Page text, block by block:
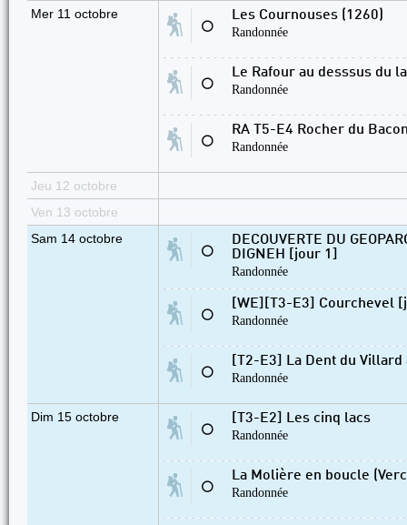
Mer 11 octobre
⚪
Les Cournouses (1260)
Randonnée
⚪
Le Rafour au desssus du
Randonnée
⚪
RA T5-E4 Rocher du
Randonnée
Jeu 12 octobre
Ven 13 octobre
Sam 14 octobre
⚪
DECOUVERTE DU
DIGNEH [jour 1]
Randonnée
⚪
[WE][T3-E3] Courchevel
Randonnée
⚪
[T2-E3] La Dent du
Randonnée
Dim 15 octobre
⚪
[T3-E2] Les cinq lacs
Randonnée
⚪
La Molière en boucle
Randonnée